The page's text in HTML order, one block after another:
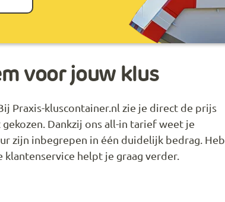
voor jouw klus
Praxis-kluscontainer.nl zie je direct de prijs
Dankzij ons all-in tarief weet je
zijn inbegrepen in één duidelijk bedrag. Heb
helpt je graag verder.